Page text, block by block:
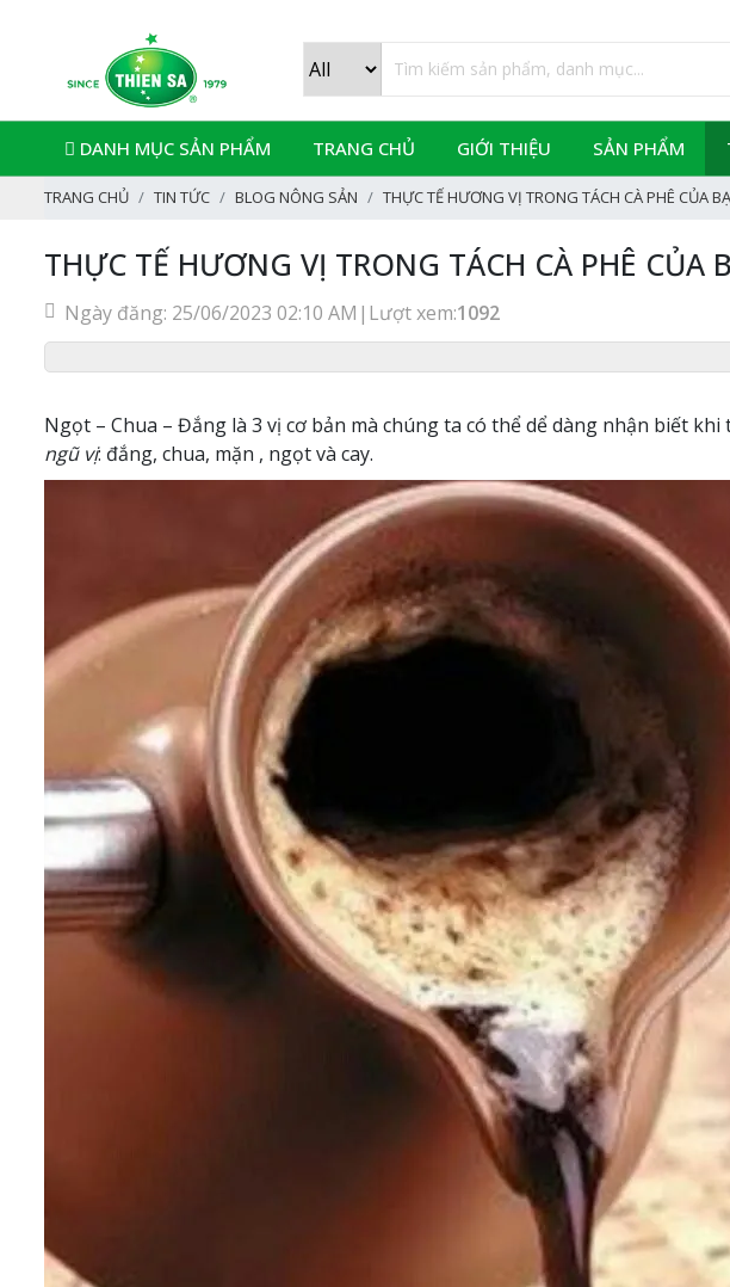
DANH MỤC SẢN PHẨM TRANG CHỦ GIỚI THIỆU SẢN PHẨM
TRANG CHỦ TIN TỨC BLOG NÔNG SẢN THỰC TẾ HƯƠNG VỊ TRONG TÁCH CÀ PHÊ CỦA
THỰC TẾ HƯƠNG VỊ TRONG TÁCH CÀ PHÊ CỦA
Ngày đăng: 25/06/2023 02:10 AM | Lượt xem:1092
Ngọt – Chua – Đắng là 3 vị cơ bản mà chúng ta có thể dể dàng nhận biết
ngũ vị: đắng, chua, mặn , ngọt và cay.